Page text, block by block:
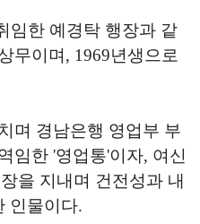
임한 예경탁 행장과 같
무이며, 1969년생으로
며 경남은행 영업부 부
임한 '영업통'이자, 여신
을 지내며 건전성과 내
인물이다.